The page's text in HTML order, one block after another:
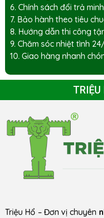
6. Chính sách đổi trả
7. Bảo hành theo tiêu
8. Hướng dẫn thi công
9. Chăm sóc nhiệt tình
10. Giao hàng nhanh
TRIỆU
Triệu Hổ – Đơn vị chuyên